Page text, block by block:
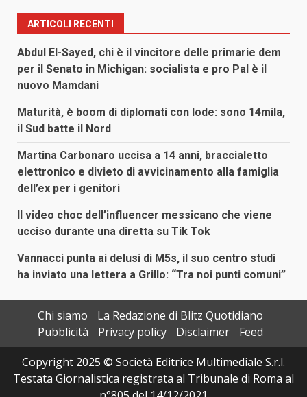
ARTICOLI RECENTI
Abdul El-Sayed, chi è il vincitore delle primarie dem
per il Senato in Michigan: socialista e pro Pal è il
nuovo Mamdani
Maturità, è boom di diplomati con lode: sono 14mila,
il Sud batte il Nord
Martina Carbonaro uccisa a 14 anni, braccialetto
elettronico e divieto di avvicinamento alla famiglia
dell’ex per i genitori
Il video choc dell’influencer messicano che viene
ucciso durante una diretta su Tik Tok
Vannacci punta ai delusi di M5s, il suo centro studi
ha inviato una lettera a Grillo: “Tra noi punti comuni”
Chi siamo
La Redazione di Blitz Quotidiano
Pubblicità
Privacy policy Disclaimer
Feed
Copyright 2025 © Società Editrice Multimediale S.r.l.
Testata Giornalistica registrata al Tribunale di Roma al